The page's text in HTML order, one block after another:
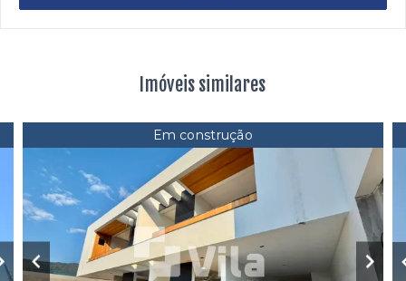
Imóveis similares
Em construção